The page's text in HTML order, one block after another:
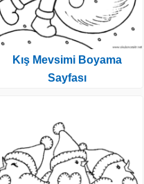
Kış Mevsimi Boyama
Sayfası